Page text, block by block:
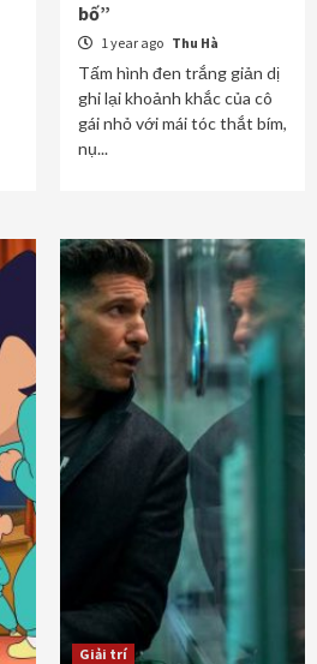
bố”
1 year ago Thu Hà
Tấm hình đen trắng giản dị
ghi lại khoảnh khắc của cô
gái nhỏ với mái tóc thắt bím,
nụ...
Giải trí